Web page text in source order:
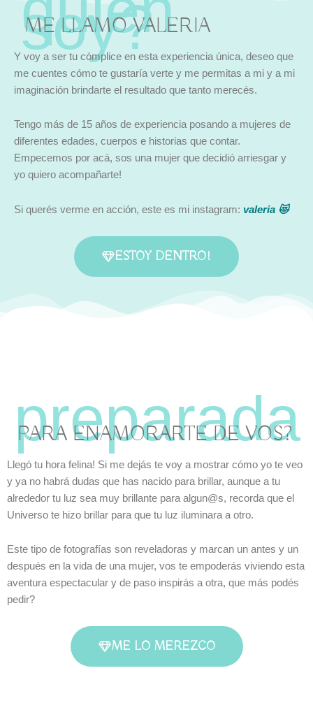
ME LLAMO VALERIA
Y voy a ser tu cómplice en esta experiencia única, deseo que
me cuentes cómo te gustaría verte y me permitas a mi y a mi
imaginación brindarte el resultado que tanto merecés.
Tengo más de 15 años de experiencia posando a mujeres de
diferentes edades, cuerpos e historias que contar.
Empecemos por acá, sos una mujer que decidió arriesgar y
yo quiero acompañarte!
Si querés verme en acción, este es mi instagram: valeria 😻
ESTOY DENTRO!
PARA ENAMORARTE DE VOS?
Llegó tu hora felina! Si me dejás te voy a mostrar cómo yo te veo
y ya no habrá dudas que has nacido para brillar, aunque a tu
alrededor tu luz sea muy brillante para algun@s, recorda que el
Universo te hizo brillar para que tu luz iluminara a otro.
Este tipo de fotografías son reveladoras y marcan un antes y un
después en la vida de una mujer, vos te empoderás viviendo esta
aventura espectacular y de paso inspirás a otra, que más podés
pedir?
ME LO MEREZCO